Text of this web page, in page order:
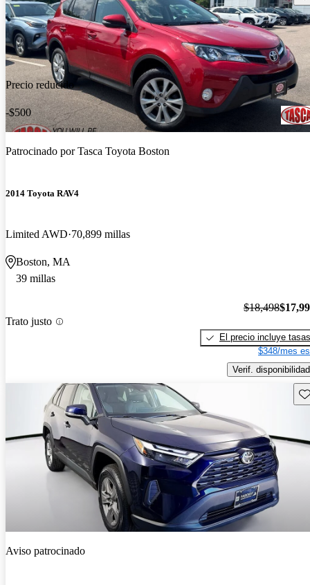
Precio reducido
-$500
Patrocinado porTasca Toyota Boston
2014 Toyota RAV4
Limited AWD 70,899 millas
Boston, MA
39 millas
Trato justo
$18,498
El precio incluye tasas
$348/mes
Verif. disponibilidad
Aviso patrocinado